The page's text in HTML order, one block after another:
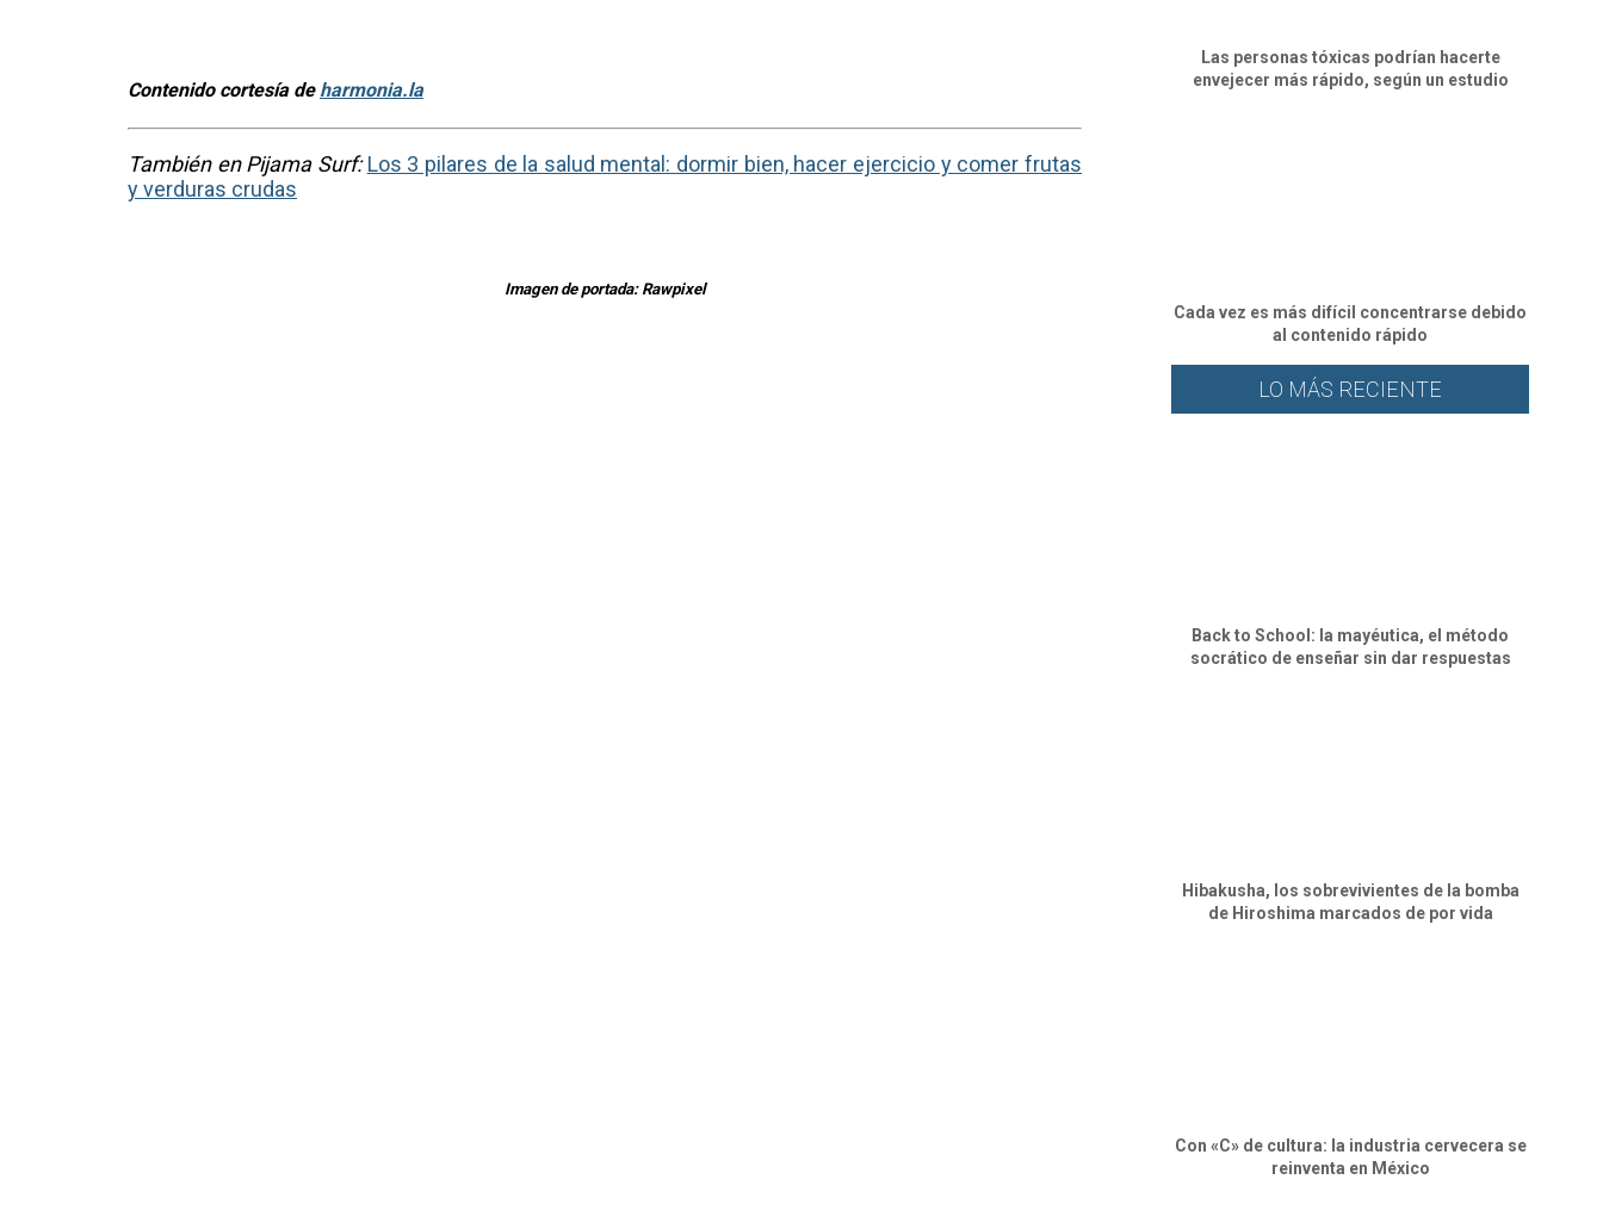
Contenido cortesía de harmonia.la
También en Pijama Surf:Los 3 pilares de la salud mental: dormir bien, hacer ejercicio y comer frutas
y verduras crudas
Imagen de portada: Rawpixel
Las personas tóxicas podrían hacerte
envejecer más rápido, según un estudio
Cada vez es más difícil concentrarse debido
al contenido rápido
LO MÁS RECIENTE
Back to School: la mayéutica, el método
socrático de enseñar sin dar respuestas
Hibakusha, los sobrevivientes de la bomba
de Hiroshima marcados de por vida
Con «C» de cultura: la industria cervecera se
reinventa en México